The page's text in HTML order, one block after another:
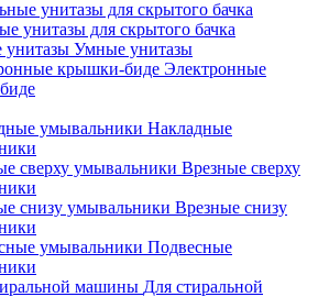
унитазы для скрытого бачка
Умные унитазы
Электронные
Накладные
Врезные сверху
Врезные снизу
Подвесные
Для стиральной